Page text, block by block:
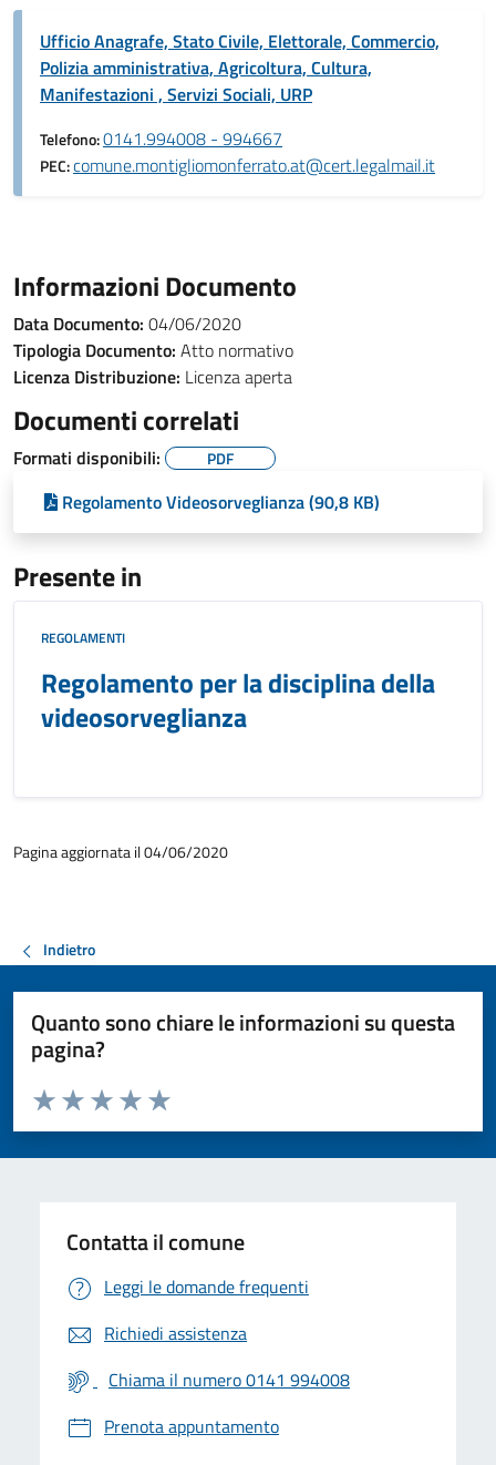
Ufficio Anagrafe, Stato Civile, Elettorale, Commercio,
Polizia amministrativa, Agricoltura, Cultura,
Manifestazioni , Servizi Sociali, URP
Telefono:0141.994008 - 994667
PEC:comune.montigliomonferrato.at@cert.legalmail.it
Informazioni Documento
Data Documento: 04/06/2020
Tipologia Documento: Atto normativo
Licenza Distribuzione: Licenza aperta
Documenti correlati
Formati disponibili: PDF
Regolamento Videosorveglianza (90,8 KB)
Presente in
REGOLAMENTI
Regolamento per la disciplina della
videosorveglianza
Pagina aggiornata il 04/06/2020
Indietro
Quanto sono chiare le informazioni su questa
pagina?
Valuta da 1 a 5 stelle la pagina
Valuta 5 stelle su 5
Valuta 4 stelle su 5
Valuta 3 stelle su 5
Valuta 2 stelle su 5
Valuta 1 stelle su 5
Contatta il comune
Leggi le domande frequenti
Richiedi assistenza
Chiama il numero 0141 994008
Prenota appuntamento